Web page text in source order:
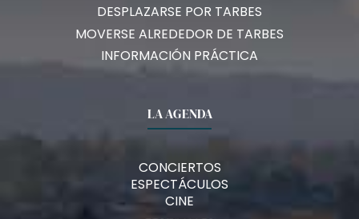
DESPLAZARSE POR TARBES
MOVERSE ALREDEDOR DE TARBES
INFORMACIÓN PRÁCTICA
LA AGENDA
CONCIERTOS
ESPECTÁCULOS
CINE